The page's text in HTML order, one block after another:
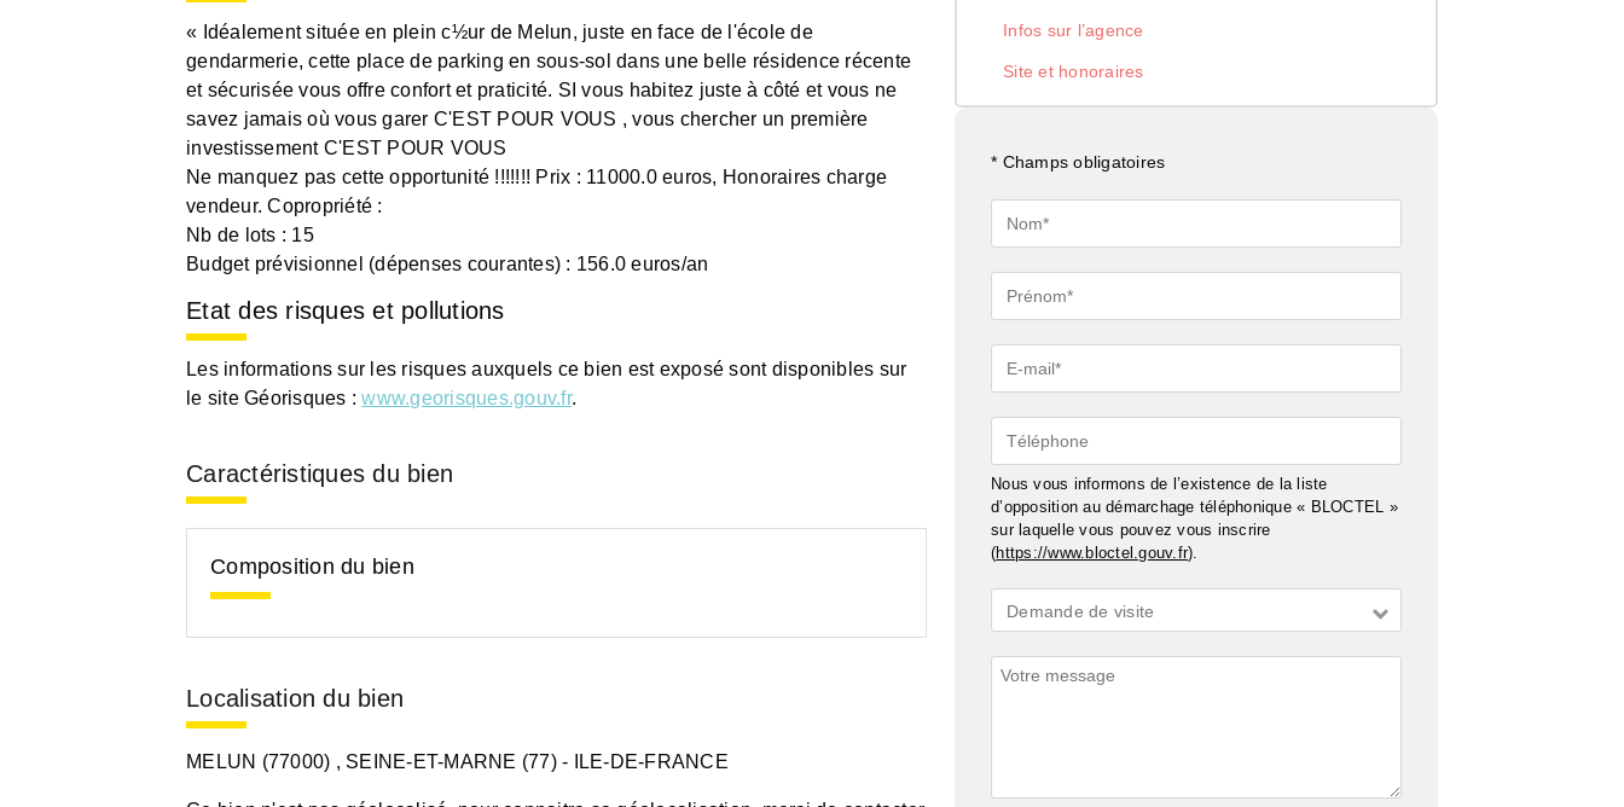
« Idéalement située en plein c½ur de Melun, juste en face de l'école de
gendarmerie, cette place de parking en sous-sol dans une belle résidence récente
et sécurisée vous offre confort et praticité. SI vous habitez juste à côté et vous ne
savez jamais où vous garer C'EST POUR VOUS , vous chercher un première
investissement C'EST POUR VOUS
Ne manquez pas cette opportunité !!!!!!! Prix : 11000.0 euros, Honoraires charge
vendeur. Copropriété :
Nb de lots : 15
Budget prévisionnel (dépenses courantes) : 156.0 euros/an
Etat des risques et pollutions
Les informations sur les risques auxquels ce bien est exposé sont disponibles sur
le site Géorisques :www.georisques.gouv.fr.
Caractéristiques du bien
Composition du bien
Localisation du bien
MELUN (77000) , SEINE-ET-MARNE (77) - ILE-DE-FRANCE
Infos sur l’agence
Site et honoraires
* Champs obligatoires
Nom*
Prénom*
E-
mail*
Téléphone
Nous vous informons de l’existence de la liste
d’opposition au démarchage téléphonique « BLOCTEL »
sur laquelle vous pouvez vous inscrire
(https://www.bloctel.gouv.fr).
Demande
*
Demande de visite
Commentaires